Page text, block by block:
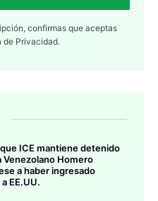
confirmas que aceptas
de Privacidad.
ICE mantiene detenido
Venezolano Homero
a haber ingresado
EE.UU.